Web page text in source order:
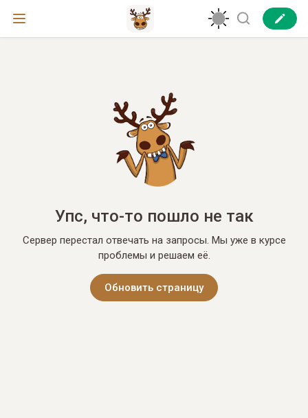
Упс, что-то пошло не так
Сервер перестал отвечать на запросы. Мы уже в курсе
проблемы и решаем её.
Обновить страницу